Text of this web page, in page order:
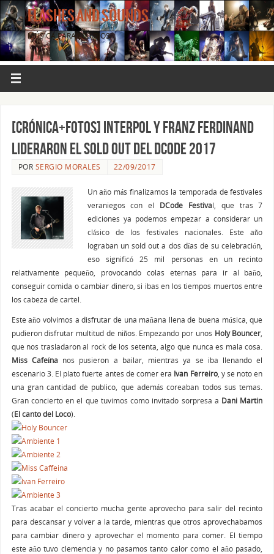
FLASHES AND SOUNDS
MÚSICA PARA LOS OJOS.
[CRÓNICA+FOTOS] Interpol y Franz Ferdinand
lideraron el Sold Out del Dcode 2017
POR SERGIO MORALES 22/09/2017
Un año más finalizamos la temporada de festivales
veraniegos con el DCode Festival, que tras 7
ediciones ya podemos empezar a considerar un
clásico de los festivales nacionales. Este año
lograban un sold out a dos días de su celebración,
eso significó 25 mil personas en un recinto
relativamente pequeño, provocando colas eternas para ir al baño,
conseguir comida o cambiar dinero, si ibas en los tiempos muertos entre
los cabeza de cartel.
Este año volvimos a disfrutar de una mañana llena de buena música, que
pudieron disfrutar multitud de niños. Empezando por unos Holy Bouncer,
que nos trasladaron al rock de los setenta, algo que nunca es mala cosa.
Miss Cafeínanos pusieron a bailar, mientras ya se iba llenando el
escenario 3. El plato fuerte antes de comer era Ivan Ferreiro, y se noto en
una gran cantidad de publico, que además coreaban todos sus temas.
Gran concierto en el que tuvimos como invitado sorpresa a Dani Martin
(El canto del Loco).
Tras acabar el concierto mucha gente aprovecho para salir del recinto
para descansar y volver a la tarde, mientras que otros aprovechabamos
para cambiar dinero y aprovechar el momento para comer. El tiempo
este año tuvo clemencia y no pasamos tanto calor como el año pasado,